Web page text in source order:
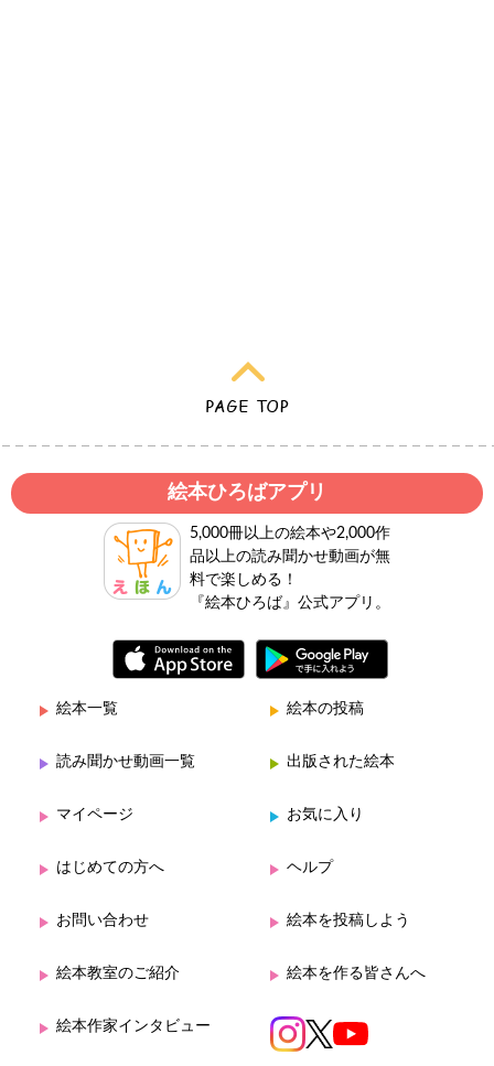
絵本ひろばアプリ
5,000冊以上の絵本や2,000作
品以上の読み聞かせ動画が無
料で楽しめる！
『絵本ひろば』公式アプリ。
絵本一覧 絵本の投稿
読み聞かせ動画一覧 出版された絵本
マイページ お気に入り
はじめての方へ ヘルプ
お問い合わせ 絵本を投稿しよう
絵本教室のご紹介 絵本を作る皆さんへ
絵本作家インタビュー